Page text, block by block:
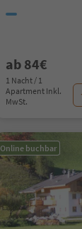
ab 84€
1 Nacht / 1
Apartment Inkl.
MwSt.
Online buchbar